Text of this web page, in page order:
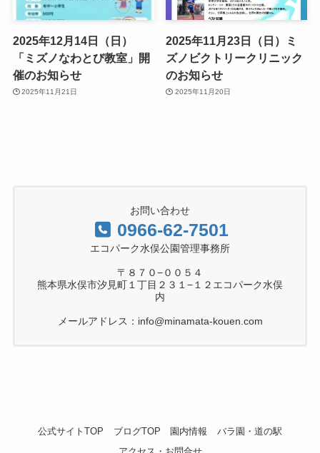
2025年12月14日（日）
「ミズノなわとび教室」開
催のお知らせ
2025年11月21日
2025年11月23日（日）ミ
ズノビクトリークリニック
のお知らせ
2025年11月20日
お問い合わせ
0966-62-7501
エコパーク水俣公園管理事務所
〒８７０−００５４
熊本県水俣市汐見町１丁目２３１−１２エコパーク水俣
内
メールアドレス：info@minamata-kouen.com
公式サイトTOP ブログTOP 園内情報
バラ園・道の駅